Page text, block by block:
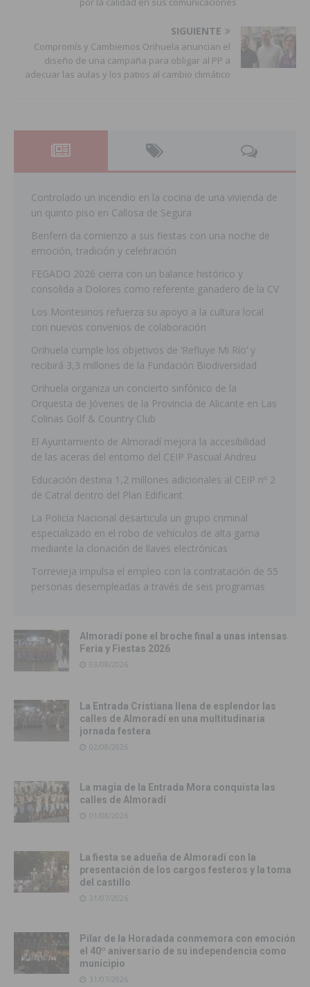
SIGUIENTE
Compromís y Cambiemos Orihuela anuncian el
diseño de una campaña para obligar al PP a
adecuar las aulas y los patios al cambio climático
Controlado un incendio en la cocina de una vivienda de
un quinto piso en Callosa de Segura
Benferri da comienzo a sus fiestas con una noche de
emoción, tradición y celebración
FEGADO 2026 cierra con un balance histórico y
consolida a Dolores como referente ganadero de la CV
Los Montesinos refuerza su apoyo a la cultura local
con nuevos convenios de colaboración
Orihuela cumple los objetivos de ‘Refluye Mi Río’ y
recibirá 3,3 millones de la Fundación Biodiversidad
Orihuela organiza un concierto sinfónico de la
Orquesta de Jóvenes de la Provincia de Alicante en Las
Colinas Golf & Country Club
El Ayuntamiento de Almoradí mejora la accesibilidad
de las aceras del entorno del CEIP Pascual Andreu
Educación destina 1,2 millones adicionales al CEIP nº 2
de Catral dentro del Plan Edificant
La Policía Nacional desarticula un grupo criminal
especializado en el robo de vehículos de alta gama
mediante la clonación de llaves electrónicas
Torrevieja impulsa el empleo con la contratación de 55
personas desempleadas a través de seis programas
Almoradí pone el broche final a unas intensas
Feria y Fiestas 2026
03/08/2026
La Entrada Cristiana llena de esplendor las
calles de Almoradí en una multitudinaria
jornada festera
02/08/2026
La magia de la Entrada Mora conquista las
calles de Almoradí
01/08/2026
La fiesta se adueña de Almoradí con la
presentación de los cargos festeros y la toma
del castillo
31/07/2026
Pilar de la Horadada conmemora con emoción
el 40º aniversario de su independencia como
municipio
31/07/2026